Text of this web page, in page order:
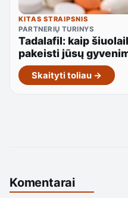
KITAS STRAIPSNIS
PARTNERIŲ TURINYS
Tadalafil: kaip
pakeisti jūsų
Skaityti toliau →
Komentarai